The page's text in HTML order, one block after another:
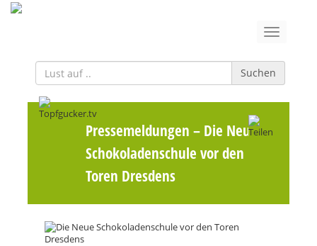
Suchen
Pressemeldungen – Die Neue
Schokoladenschule vor den
Toren Dresdens